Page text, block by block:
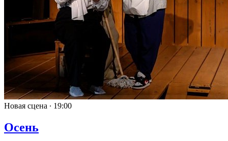
Новая сцена ∙ 19:00
Осень